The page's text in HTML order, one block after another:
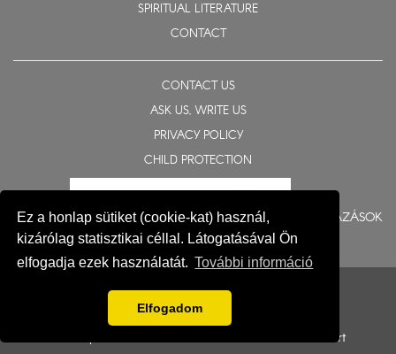
Ez a honlap sütiket (cookie-kat) használ,
kizárólag statisztikai céllal. Látogatásával Ön
elfogadja ezek használatát. További információ
Elfogadom
SPIRITUAL LITERATURE
CONTACT
CONTACT US
ASK US, WRITE US
PRIVACY POLICY
CHILD PROTECTION
BERUHÁZÁSOK
Impresszum
Development: Gerner Attila, Zadubenszki Norbert